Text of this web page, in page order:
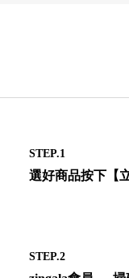
STEP.1
選好商品按下【
STEP.2